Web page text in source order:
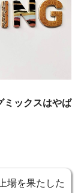
ミックスはやば
場を果たした